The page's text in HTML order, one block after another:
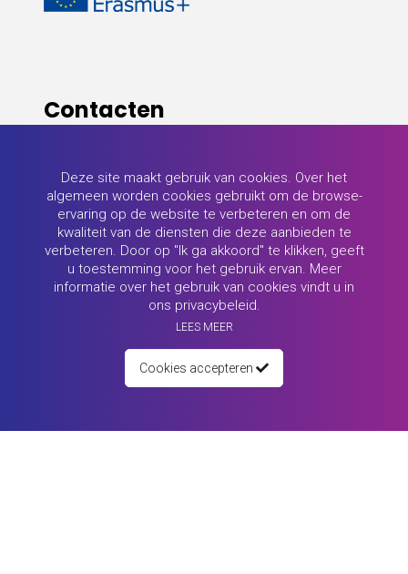
Deze site maakt gebruik van cookies. Over het
algemeen worden cookies gebruikt om de browse-
ervaring op de website te verbeteren en om de
kwaliteit van de diensten die deze aanbieden te
verbeteren. Door op "Ik ga akkoord" te klikken, geeft
u toestemming voor het gebruik ervan. Meer
informatie over het gebruik van cookies vindt u in
ons privacybeleid.
LEES MEER
Cookies accepteren
Contacten
support@matching4you.com
Opstartgidsen
Personen (klik hier)
Recruiters (klik hier)
Opleiders (klik hier)
Ontmoet ons team